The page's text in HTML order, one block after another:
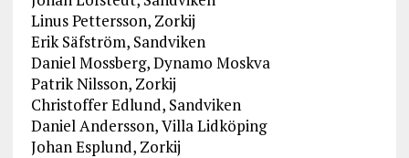
Linus Pettersson, Zorkij
Erik Säfström, Sandviken
Daniel Mossberg, Dynamo Moskva
Patrik Nilsson, Zorkij
Christoffer Edlund, Sandviken
Daniel Andersson, Villa Lidköping
Johan Esplund, Zorkij